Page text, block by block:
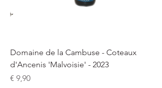
Domaine de la Cambuse - Coteaux
d'Ancenis 'Malvoisie' - 2023
Prijs
€ 9,90